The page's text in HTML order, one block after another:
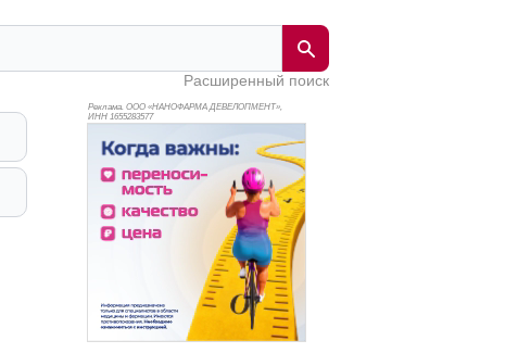
Расширенный поиск
Реклама. ООО «НАНОФАРМА ДЕВЕЛОПМЕНТ»,
ИНН 1655283577